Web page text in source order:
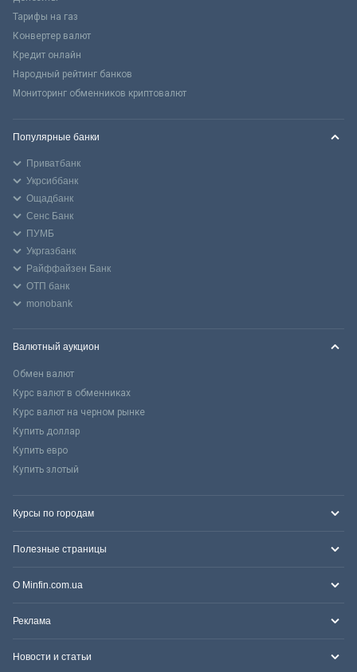
Тарифы на газ
Конвертер валют
Кредит онлайн
Народный рейтинг банков
Мониторинг обменников криптовалют
Популярные банки
Приватбанк
Укрсиббанк
Ощадбанк
Сенс Банк
ПУМБ
Укргазбанк
Райффайзен Банк
ОТП банк
monobank
Валютный аукцион
Обмен валют
Курс валют в обменниках
Курс валют на черном рынке
Купить доллар
Купить евро
Купить злотый
Курсы по городам
Полезные страницы
О Minfin.com.ua
Реклама
Новости и статьи